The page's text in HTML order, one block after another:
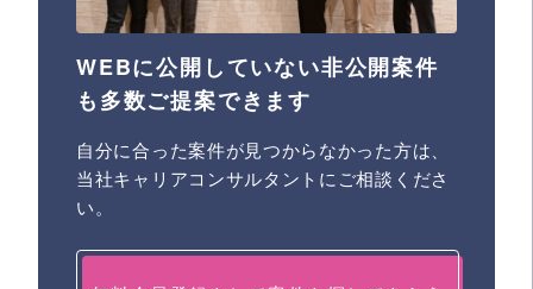
WEBに公開していない非公開案件
も多数ご提案できます
自分に合った案件が見つからなかった方は、
当社キャリアコンサルタントにご相談くださ
い。